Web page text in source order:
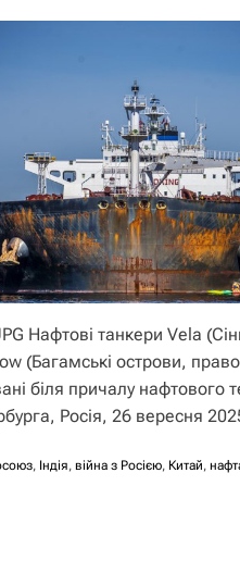
Нафтові танкери Vela
(Багамські острови,
біля причалу нафтового
Росія, 26 вересня
, Індія,війна з Росією, Китай,